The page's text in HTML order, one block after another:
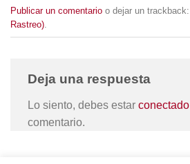
Publicar un comentario o dejar un trackback:
Rastreo)
Deja una respuesta
Lo siento, debes estar conectado
comentario.